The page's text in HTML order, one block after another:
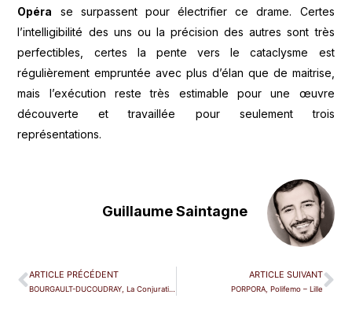
Opéra se surpassent pour électrifier ce drame. Certes
l’intelligibilité des uns ou la précision des autres sont très
perfectibles, certes la pente vers le cataclysme est
régulièrement empruntée avec plus d’élan que de maitrise,
mais l’exécution reste très estimable pour une œuvre
découverte et travaillée pour seulement trois
représentations.
Guillaume Saintagne
ARTICLE PRÉCÉDENT ARTICLE SUIVANT
PORPORA, Polifemo – Lille